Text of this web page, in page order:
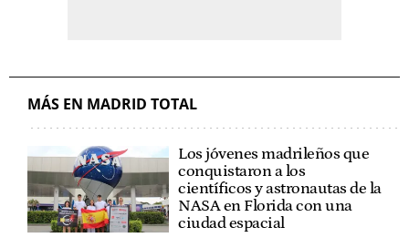
MÁS EN MADRID TOTAL
Los jóvenes madrileños que
conquistaron a los
científicos y astronautas de la
NASA en Florida con una
ciudad espacial